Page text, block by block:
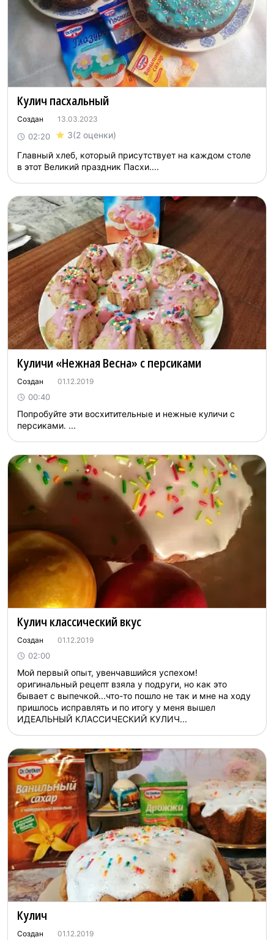
Кулич пасхальный
Создан 13.03.2023
02:20 3(2 оценки)
Главный хлеб, который присутствует на каждом столе
в этот Великий праздник Пасхи....
Куличи «Нежная Весна» с персиками
Создан 01.12.2019
00:40
Попробуйте эти восхитительные и нежные куличи с
персиками. ...
Кулич классический вкус
Создан 01.12.2019
02:00
Мой первый опыт, увенчавшийся успехом!
оригинальный рецепт взяла у подруги, но как это
бывает с выпечкой...что-то пошло не так и мне на ходу
пришлось исправлять и по итогу у меня вышел
ИДЕАЛЬНЫЙ КЛАССИЧЕСКИЙ КУЛИЧ...
Кулич
Создан 01.12.2019